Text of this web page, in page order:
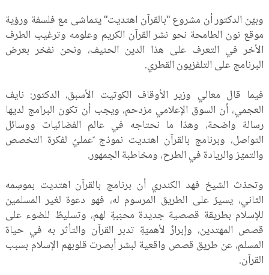
وبيّن الدكتور أن مشروع "بالقرآن اهتديت" يتماشى مع فلسفة ورؤية
موقع نون الطامحة نحو نشر القرآن الكريم وعلومه وترغيب الطرف
الأخر في التعرف على هذا الدين الحنيف، ونحن نفخر بعرض
البرنامج على التلفزيون القطري.
فيما قال معالي وزير الأوقاف الكوتيت الأسبق، الدكتور: نايف
العجمي، أن السوق الإعلامي مزدحم، ويجب أن تكون البرامج لديها
رسالة واضحة، وهذا ما نحتاجه في عالم الفضائيات ووسائل
التواصل، وبرنامج بالقرآن اهتديت نموذج ٌعمليٌ لفكرة التخصص
والتميّز والريادة في الطرح، ومخاطبة الجمهور.
وتحدّث الشيخ فهد الكندري أن برنامج بالقرآن اهتديت بموسِمه
الثاني، يسيرُ على الطريق المرسوم له، فهو دعوة لغير المسلمين
للإسلام بطريقة قصصية جديدة محبّبةٍ لهم، وتسليطٌ للضوء على
قصص المهتدين، وإبرازٌ لأهميّةِ تدبر القرآن والتأثر به في حياة
المسلم، عن طريق قصص واقعية لبشر أبصرت قلوبهم الإسلام بسبب
القرآن.